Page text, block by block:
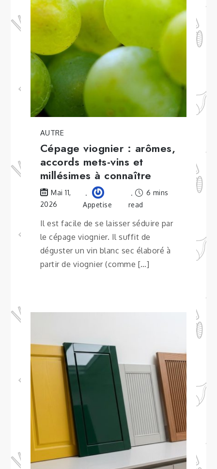
AUTRE
Cépage viognier : arômes,
accords mets-vins et
millésimes à connaître
Mai 11,
2026
Appetise
6 mins
read
Il est facile de se laisser séduire par
le cépage viognier. Il suffit de
déguster un vin blanc sec élaboré à
partir de viognier (comme […]